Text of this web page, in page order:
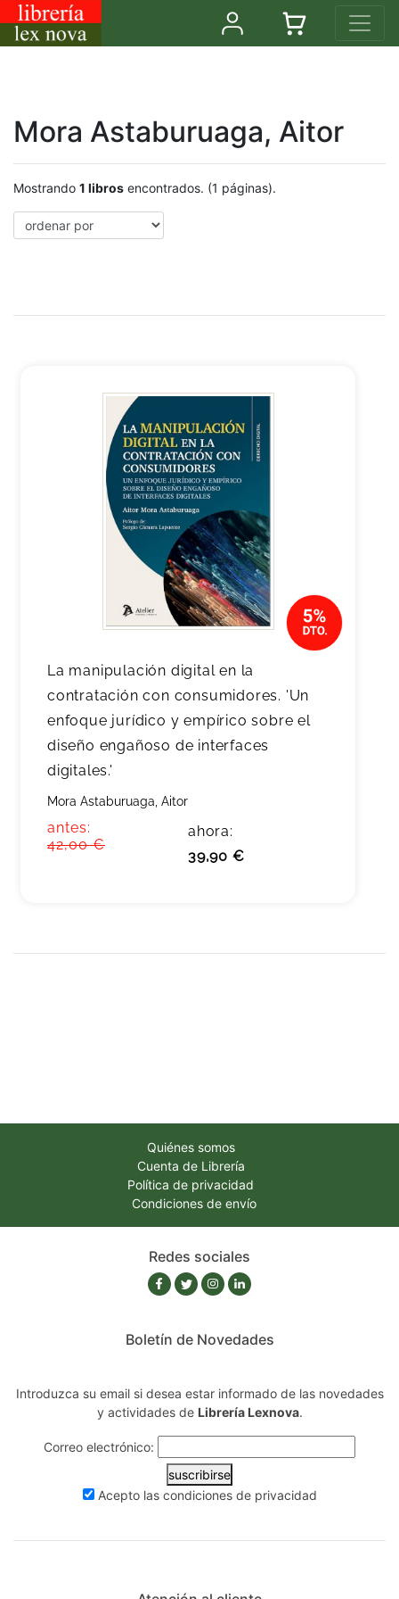
Mora Astaburuaga, Aitor
Mostrando 1 libros encontrados. (1 páginas).
La manipulación digital en la
contratación con consumidores. 'Un
enfoque jurídico y empírico sobre el
diseño engañoso de interfaces
digitales.'
Mora Astaburuaga, Aitor
antes:
42,00 €
ahora:
39,90 €
Quiénes somos
Cuenta de Librería
Política de privacidad
Condiciones de envío
Redes sociales
Boletín de Novedades
Introduzca su email si desea estar informado de las novedades
y actividades de Librería Lexnova.
Correo electrónico:
suscribirse
Acepto las condiciones de privacidad